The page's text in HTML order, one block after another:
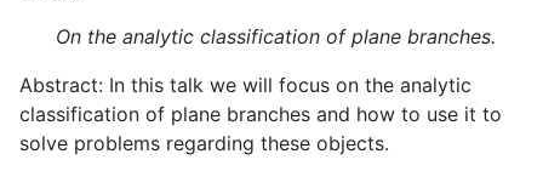
On the analytic classification of plane branches.
Abstract: In this talk we will focus on the analytic
classification of plane branches and how to use it to
solve problems regarding these objects.